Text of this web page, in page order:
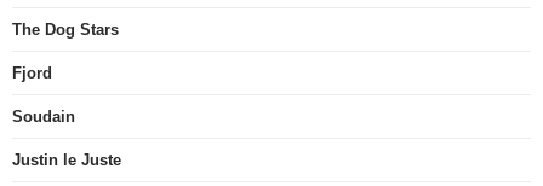
The Dog Stars
Fjord
Soudain
Justin le Juste